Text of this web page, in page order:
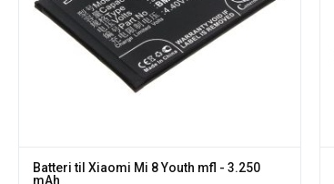
Batteri til Xiaomi Mi 8 Youth mfl - 3.250
mAh